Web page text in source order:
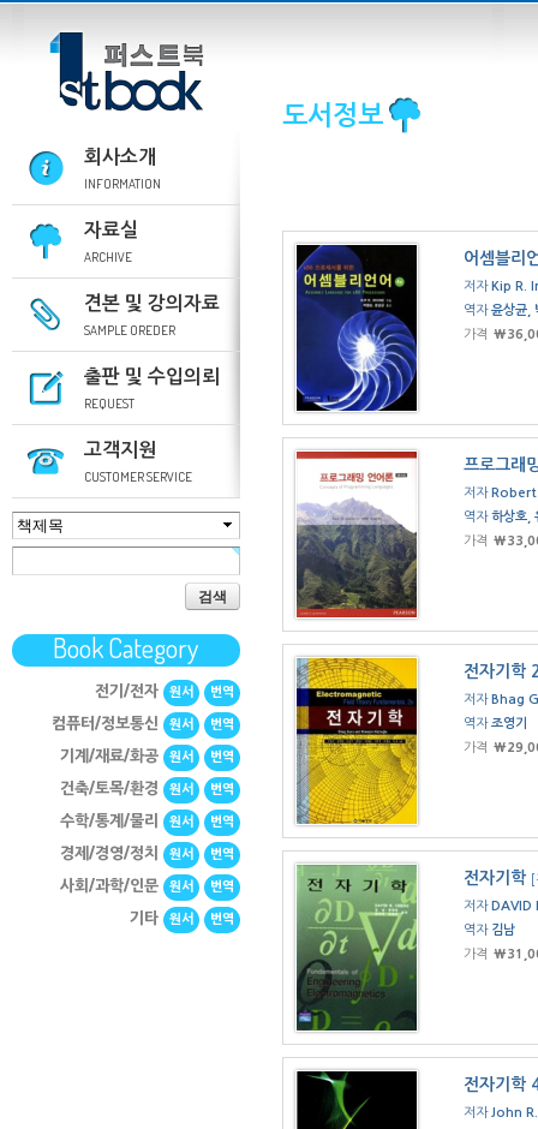
회사소개
INFORMATION
자료실
ARCHIVE
견본 및 강의자료
SAMPLE OREDER
출판 및 수입의뢰
REQUEST
고객지원
CUSTOMER SERVICE
검색
Book Category
전기/전자 원서 번역
컴퓨터/정보통신 원서 번역
기계/재료/화공 원서 번역
건축/토목/환경 원서 번역
수학/통계/물리 원서 번역
경제/경영/정치 원서 번역
사회/과학/인문 원서 번역
기타 원서 번역
도서정보
어셈블리
저자 Kip R.
역자윤상균,
가격
프로그래
저자
역자하상호,
가격
전자기학
저자 Bhag
역자조영기
가격
전자기학
저자 DAVID
역자 김남
가격
전자기학
저자 John